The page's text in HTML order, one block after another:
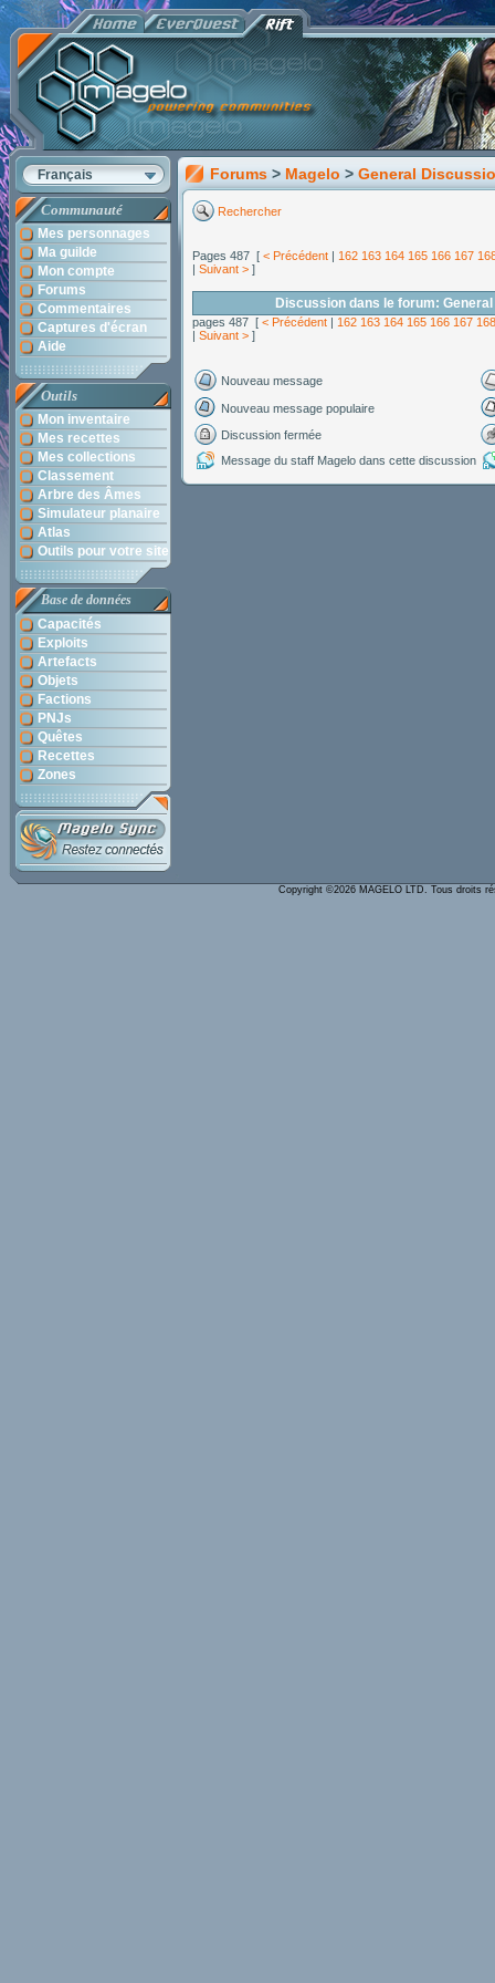
Français
Communauté
Mes personnages
Ma guilde
Mon compte
Forums
Commentaires
Captures d'écran
Aide
Outils
Mon inventaire
Mes recettes
Mes collections
Classement
Arbre des Âmes
Simulateur planaire
Atlas
Outils pour votre site
Base de données
Capacités
Exploits
Artefacts
Objets
Factions
PNJs
Quêtes
Recettes
Zones
Forums > Magelo > General
Rechercher
Pages 487 [ < Précédent | 162 163 164 165 166 167
| Suivant > ]
Discussion dans le forum:
pages 487 [ < Précédent | 162 163 164 165 166 167 168
| Suivant > ]
Nouveau message
Nouveau message populaire
Discussion fermée
Message du staff Magelo dans cette discussion
Copyright ©2026 MAGELO LTD. Tous droits